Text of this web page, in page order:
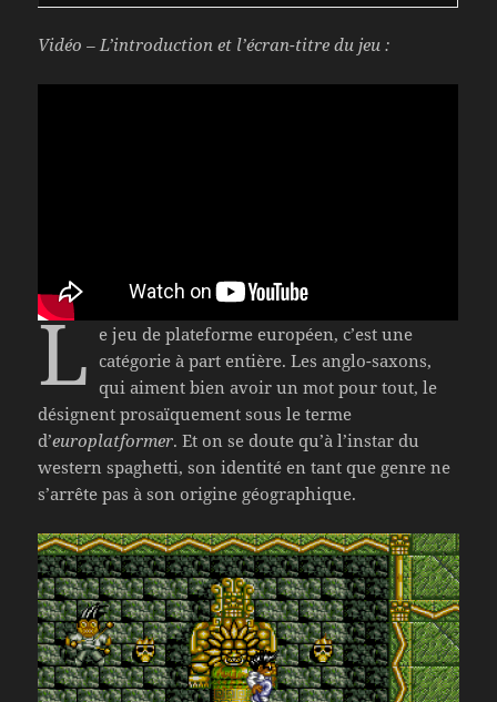
Vidéo – L’introduction et l’écran-titre du jeu :
L e jeu de plateforme européen, c’est une
catégorie à part entière. Les anglo-saxons,
qui aiment bien avoir un mot pour tout, le
désignent prosaïquement sous le terme
d’europlatformer. Et on se doute qu’à l’instar du
western spaghetti, son identité en tant que genre ne
s’arrête pas à son origine géographique.